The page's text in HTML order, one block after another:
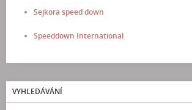
Sejkora speed down
Speeddown International
VYHLEDÁVÁNÍ